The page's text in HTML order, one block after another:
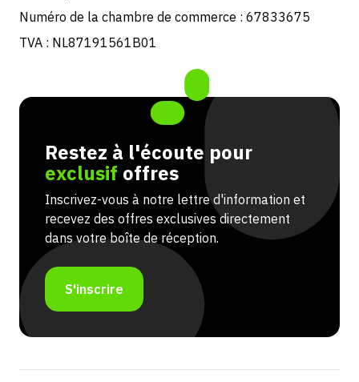
Numéro de la chambre de commerce : 67833675
TVA : NL87191561B01
Restez à l'écoute pour
exclusif offres
Inscrivez-vous à notre lettre d'information et
recevez des offres exclusives directement
dans votre boîte de réception.
S'inscrire